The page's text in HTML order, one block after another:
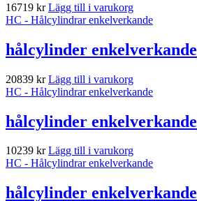
16719 kr Lägg till i varukorg
HC - Hålcylindrar enkelverkande
hålcylinder enkelverkande
20839 kr Lägg till i varukorg
HC - Hålcylindrar enkelverkande
hålcylinder enkelverkande
10239 kr Lägg till i varukorg
HC - Hålcylindrar enkelverkande
hålcylinder enkelverkande